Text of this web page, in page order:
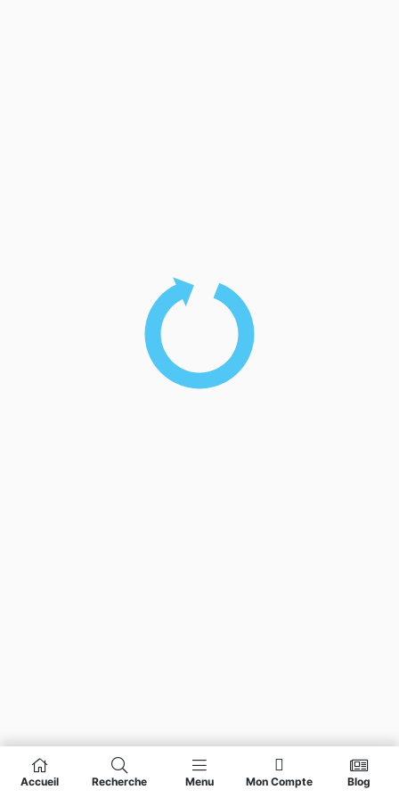
Accueil Recherche Menu Mon Compte Blog